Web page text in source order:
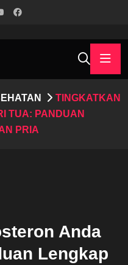
TINGKATKAN
TUA: PANDUAN
PRIA
Anda
Lengkap